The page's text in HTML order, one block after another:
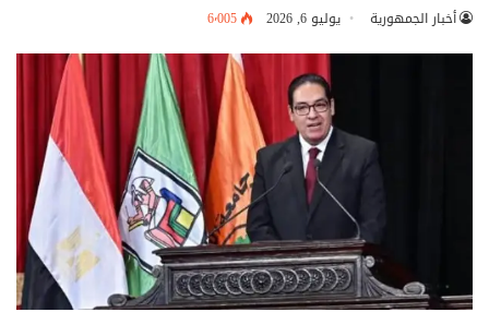
أخبار الجمهورية يوليو 6, 2026 6٬005